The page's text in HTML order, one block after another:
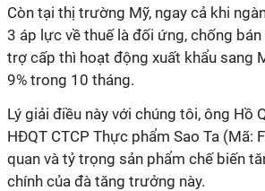
Còn tại thị trường Mỹ, ngay cả khi
3 áp lực về thuế là đối ứng, chống
trợ cấp thì hoạt động xuất khẩu sang
9% trong 10 tháng.
Lý giải điều này với chúng tôi, ông Hồ
HĐQT CTCP Thực phẩm Sao Ta (Mã:
quan và tỷ trọng sản phẩm chế biến
chính của đà tăng trưởng này.